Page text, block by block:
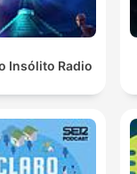
Insólito Radio